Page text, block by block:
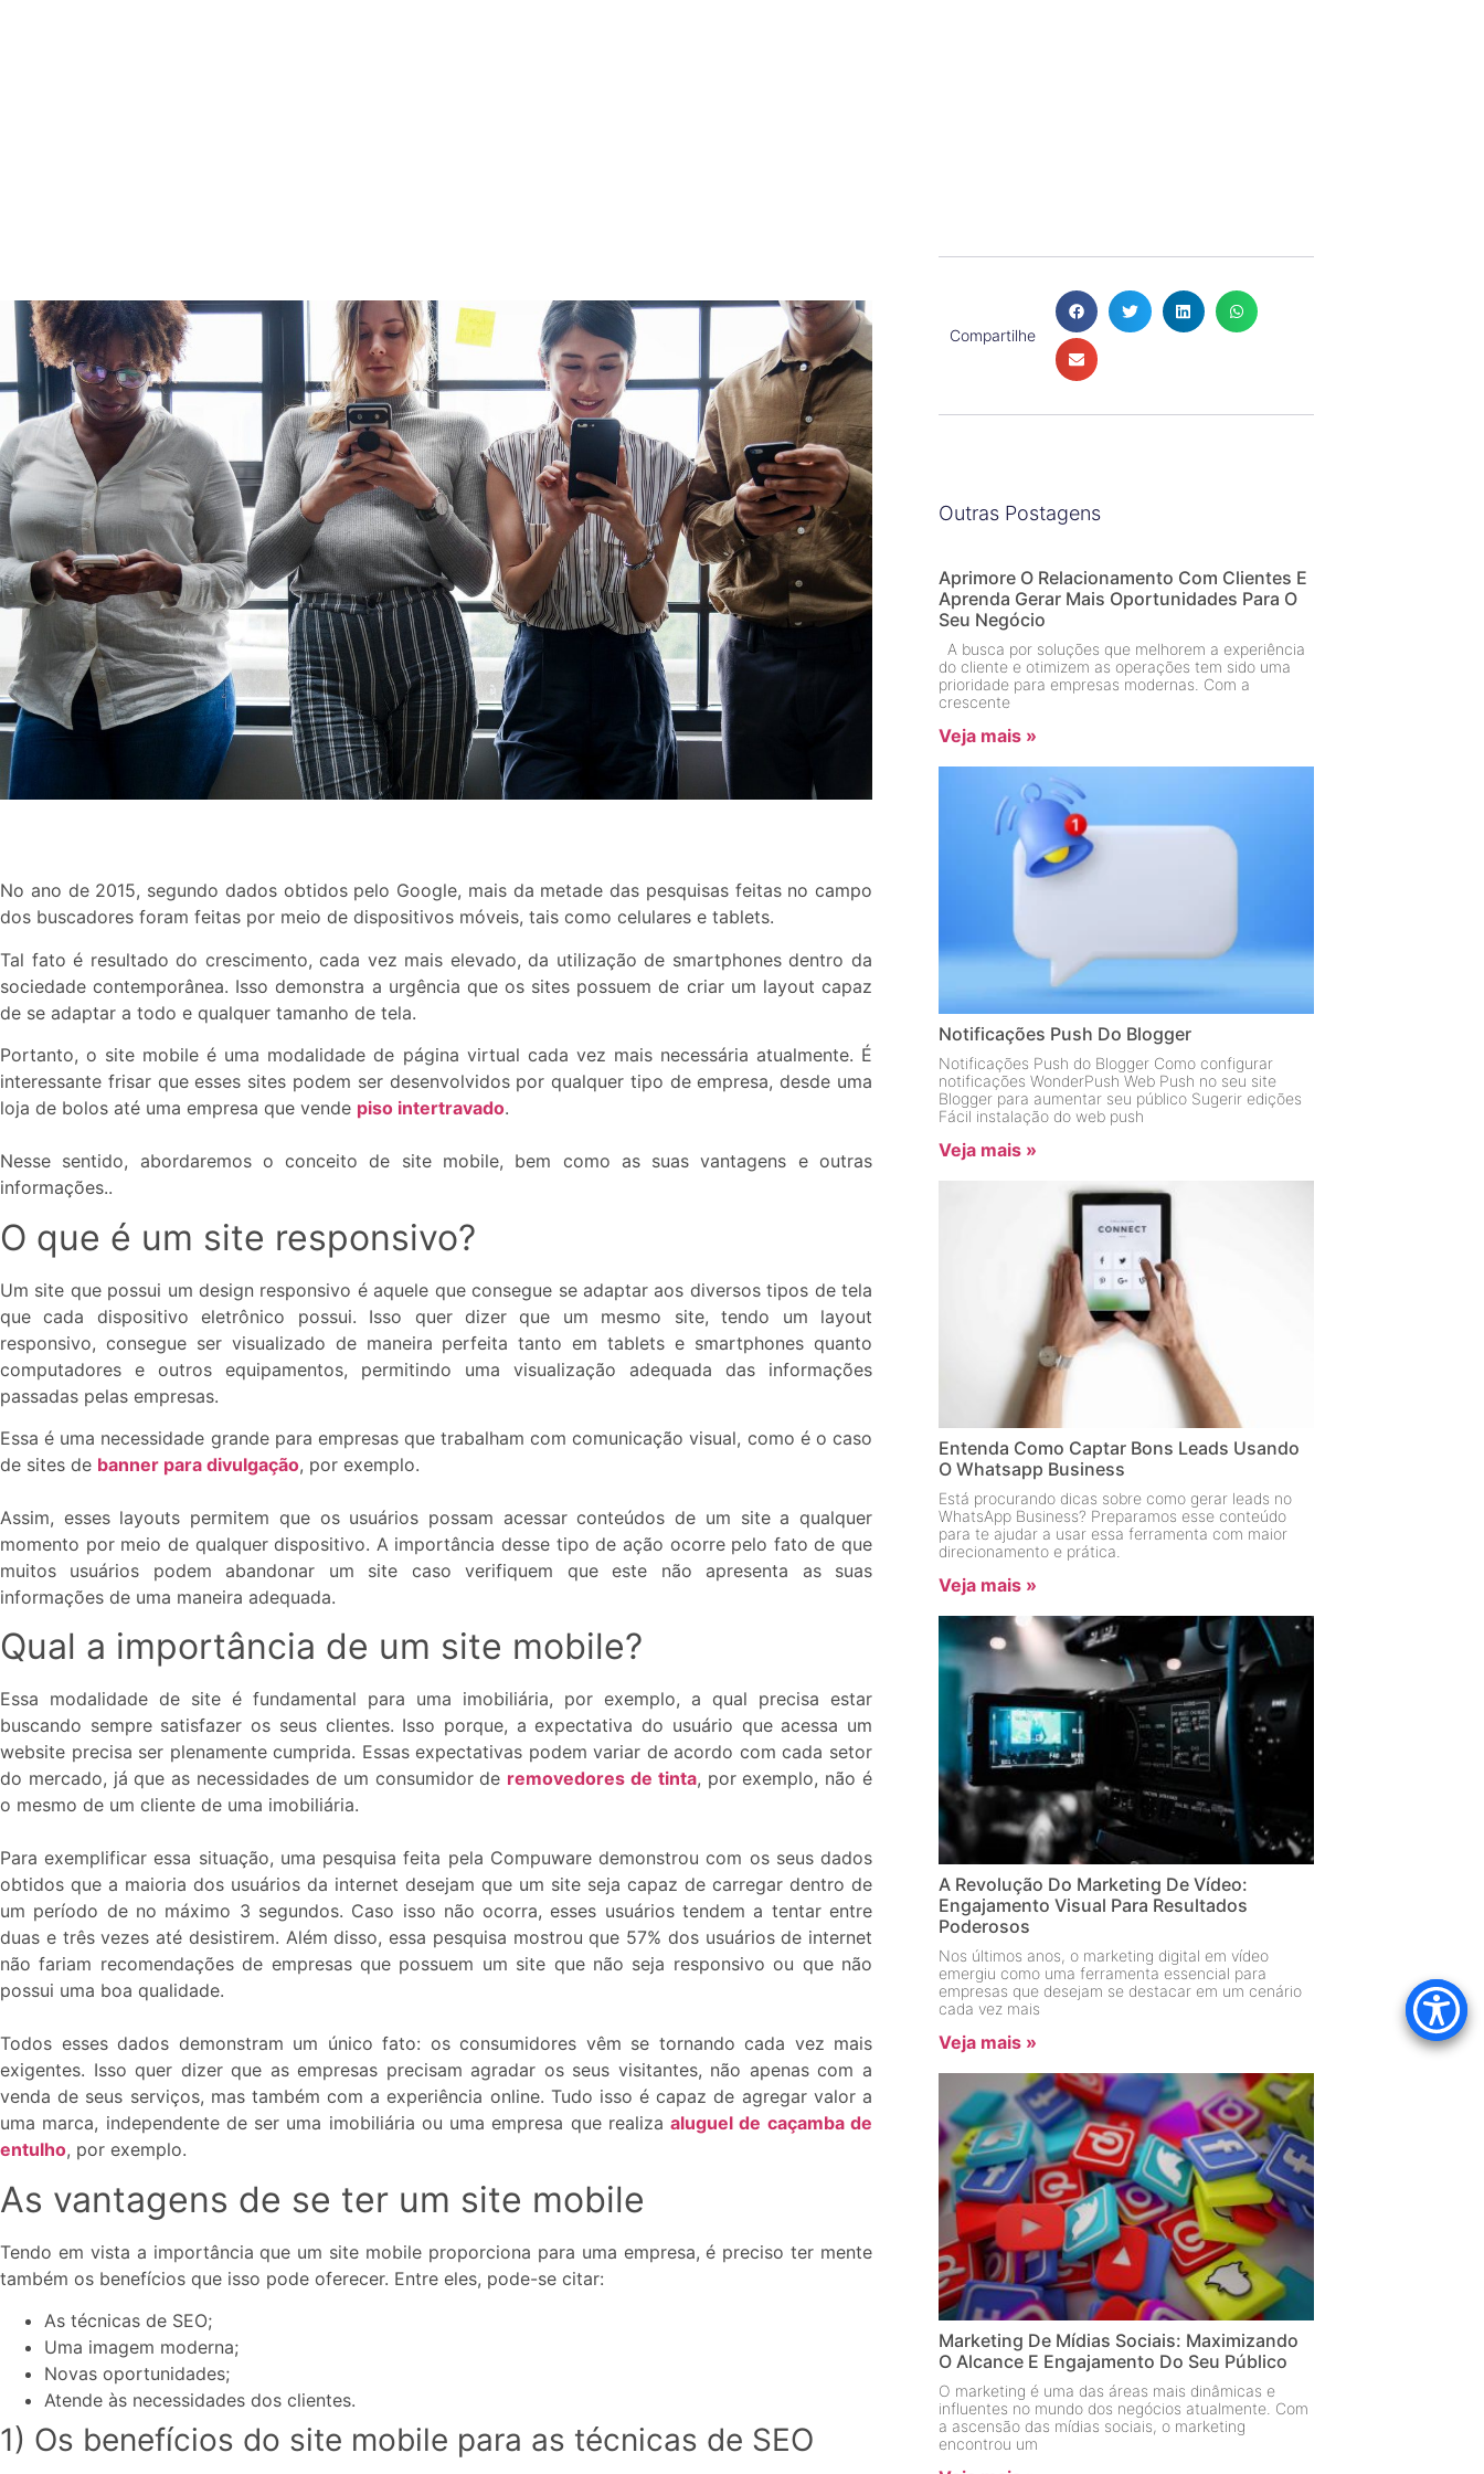
No ano de 2015, segundo dados obtidos pelo Google, mais da metade das pesquisas feitas no campo
dos buscadores foram feitas por meio de dispositivos móveis, tais como celulares e tablets.
Tal fato é resultado do crescimento, cada vez mais elevado, da utilização de smartphones dentro da
sociedade contemporânea. Isso demonstra a urgência que os sites possuem de criar um layout capaz
de se adaptar a todo e qualquer tamanho de tela.
Portanto, o site mobile é uma modalidade de página virtual cada vez mais necessária atualmente. É
interessante frisar que esses sites podem ser desenvolvidos por qualquer tipo de empresa, desde uma
loja de bolos até uma empresa que vende piso intertravado.
Nesse sentido, abordaremos o conceito de site mobile, bem como as suas vantagens e outras
informações..
O que é um site responsivo?
Um site que possui um design responsivo é aquele que consegue se adaptar aos diversos tipos de tela
que cada dispositivo eletrônico possui. Isso quer dizer que um mesmo site, tendo um layout
responsivo, consegue ser visualizado de maneira perfeita tanto em tablets e smartphones quanto
computadores e outros equipamentos, permitindo uma visualização adequada das informações
passadas pelas empresas.
Essa é uma necessidade grande para empresas que trabalham com comunicação visual, como é o caso
de sites de banner para divulgação, por exemplo.
Assim, esses layouts permitem que os usuários possam acessar conteúdos de um site a qualquer
momento por meio de qualquer dispositivo. A importância desse tipo de ação ocorre pelo fato de que
muitos usuários podem abandonar um site caso verifiquem que este não apresenta as suas
informações de uma maneira adequada.
Qual a importância de um site mobile?
Essa modalidade de site é fundamental para uma imobiliária, por exemplo, a qual precisa estar
buscando sempre satisfazer os seus clientes. Isso porque, a expectativa do usuário que acessa um
website precisa ser plenamente cumprida. Essas expectativas podem variar de acordo com cada setor
do mercado, já que as necessidades de um consumidor de removedores de tinta, por exemplo, não é
o mesmo de um cliente de uma imobiliária.
Para exemplificar essa situação, uma pesquisa feita pela Compuware demonstrou com os seus dados
obtidos que a maioria dos usuários da internet desejam que um site seja capaz de carregar dentro de
um período de no máximo 3 segundos. Caso isso não ocorra, esses usuários tendem a tentar entre
duas e três vezes até desistirem. Além disso, essa pesquisa mostrou que 57% dos usuários de internet
não fariam recomendações de empresas que possuem um site que não seja responsivo ou que não
possui uma boa qualidade.
Todos esses dados demonstram um único fato: os consumidores vêm se tornando cada vez mais
exigentes. Isso quer dizer que as empresas precisam agradar os seus visitantes, não apenas com a
venda de seus serviços, mas também com a experiência online. Tudo isso é capaz de agregar valor a
uma marca, independente de ser uma imobiliária ou uma empresa que realizaaluguel de caçamba de
entulho, por exemplo.
As vantagens de se ter um site mobile
Tendo em vista a importância que um site mobile proporciona para uma empresa, é preciso ter mente
também os benefícios que isso pode oferecer. Entre eles, pode-se citar:
As técnicas de SEO;
Uma imagem moderna;
Novas oportunidades;
Atende às necessidades dos clientes.
1) Os benefícios do site mobile para as técnicas de SEO
Compartilhe
Outras Postagens
Aprimore O Relacionamento Com Clientes E
Aprenda Gerar Mais Oportunidades Para O
Seu Negócio
A busca por soluções que melhorem a experiência
do cliente e otimizem as operações tem sido uma
prioridade para empresas modernas. Com a
crescente
Veja mais »
Notificações Push Do Blogger
Notificações Push do Blogger Como configurar
notificações WonderPush Web Push no seu site
Blogger para aumentar seu público Sugerir edições
Fácil instalação do web push
Veja mais »
Entenda Como Captar Bons Leads Usando
O Whatsapp Business
Está procurando dicas sobre como gerar leads no
WhatsApp Business? Preparamos esse conteúdo
para te ajudar a usar essa ferramenta com maior
direcionamento e prática.
Veja mais »
A Revolução Do Marketing De Vídeo:
Engajamento Visual Para Resultados
Poderosos
Nos últimos anos, o marketing digital em vídeo
emergiu como uma ferramenta essencial para
empresas que desejam se destacar em um cenário
cada vez mais
Veja mais »
Marketing De Mídias Sociais: Maximizando
O Alcance E Engajamento Do Seu Público
O marketing é uma das áreas mais dinâmicas e
influentes no mundo dos negócios atualmente. Com
a ascensão das mídias sociais, o marketing
encontrou um